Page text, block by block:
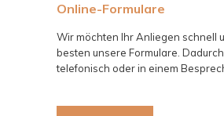
Online-Formulare
Wir möchten Ihr Anliegen schnell
besten unsere Formulare.
telefonisch oder in einem